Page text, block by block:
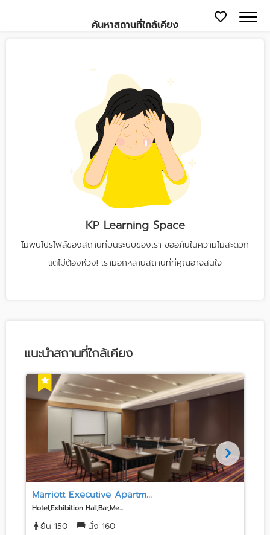
KP Learning Space
ไม่พบโปรไฟล์ของสถานที่บนระบบของเรา ขออภัยในความไม่สะดวก
แต่ไม่ต้องห่วง! เรามีอีกหลายสถานที่ที่คุณอาจสนใจ
ค้นหาสถานที่ใกล้เคียง
แนะนำสถานที่ใกล้เคียง
Marriott Executive Apartm...
Hotel,Exhibition Hall,Bar,Me...
ยืน 150 นั่ง 160